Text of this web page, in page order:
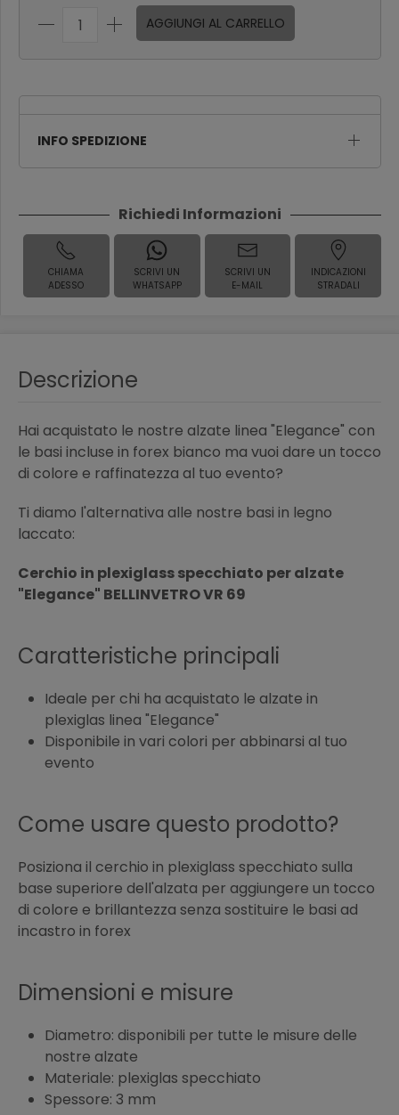
AGGIUNGI AL CARRELLO
INFO SPEDIZIONE
Richiedi Informazioni
CHIAMA
ADESSO
SCRIVI UN
WHATSAPP
SCRIVI UN
E-MAIL
INDICAZIONI
STRADALI
Descrizione
Hai acquistato le nostre alzate linea "Elegance" con
le basi incluse in forex bianco ma vuoi dare un tocco
di colore e raffinatezza al tuo evento?
Ti diamo l'alternativa alle nostre basi in legno
laccato:
Cerchio in plexiglass specchiato per alzate
"Elegance" BELLINVETRO VR 69
Caratteristiche principali
Ideale per chi ha acquistato le alzate in
plexiglas linea "Elegance"
Disponibile in vari colori per abbinarsi al tuo
evento
Come usare questo prodotto?
Posiziona il cerchio in plexiglass specchiato sulla
base superiore dell'alzata per aggiungere un tocco
di colore e brillantezza senza sostituire le basi ad
incastro in forex
Dimensioni e misure
Diametro: disponibili per tutte le misure delle
nostre alzate
Materiale: plexiglas specchiato
Spessore: 3 mm